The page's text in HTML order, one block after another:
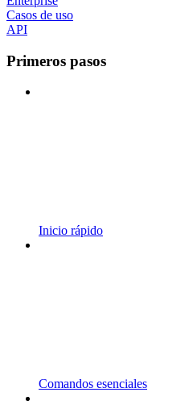
Casos de uso
API
Primeros pasos
Inicio rápido
Comandos esenciales